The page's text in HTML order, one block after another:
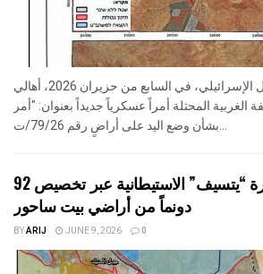
سلّمت سلطات الاحتلال الإسرائيلي، في السابع من حزيران 2026، أهالي
المحتلة أمراً عسكرياً جديداً بعنوان: "أمر
بشأن وضع اليد على أراضٍ رقم 79/26/ت...
الاحتلال يرسّخ بؤرة “يتسيف” الاستيطانية عبر تخصيص 92
دونماً من أراضي بيت ساحور
BYARIJ JUNE 9, 2026 0